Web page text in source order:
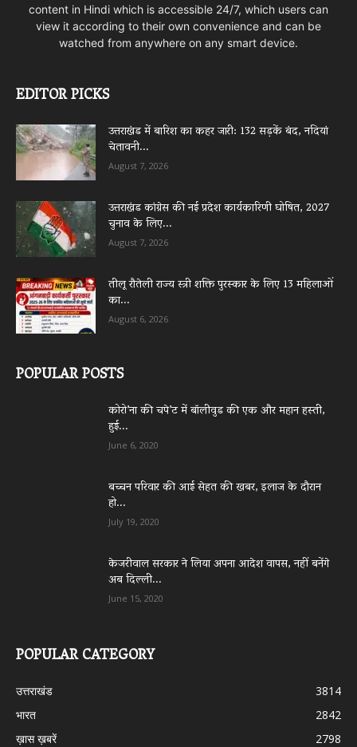
content in Hindi which is accessible 24/7, which users can
view it according to their own convenience and can be
watched from anywhere on any smart device.
EDITOR PICKS
उत्तराखंड में बारिश का कहर जारी: 132 सड़कें बंद, नदियां
चेतावनी...
August 7, 2026
उत्तराखंड कांग्रेस की नई प्रदेश कार्यकारिणी घोषित, 2027
चुनाव के लिए...
August 7, 2026
तीलू रौतेली राज्य स्त्री शक्ति पुरस्कार के लिए 13 महिलाओं
का...
August 6, 2026
POPULAR POSTS
कोरो’ना की चपे’ट में बॉलीवुड की एक और महान हस्ती,
हुई...
June 6, 2020
बच्चन परिवार की आई सेहत की खबर, इलाज के दौरान
हो...
July 19, 2020
केजरीवाल सरकार ने लिया अपना आदेश वापस, नहीं बनेंगे
अब दिल्ली...
June 15, 2020
POPULAR CATEGORY
उत्तराखंड
3814
भारत
2842
ख़ास ख़बरें
2798